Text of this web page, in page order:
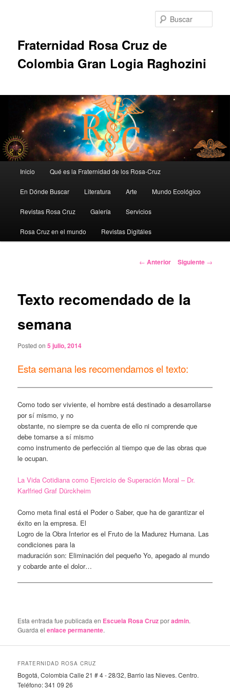
Fraternidad Rosa Cruz de
Colombia Gran Logia Raghozini
principal
Inicio Qué es la Fraternidad de los Rosa-Cruz
En Dónde Buscar Literatura Arte Mundo Ecológico
Revistas Rosa Cruz Galería Servicios
Rosa Cruz en el mundo Revistas Digitáles
Navegación
← Anterior Siguiente →
Texto recomendado de la
semana
Posted on5 julio, 2014
Esta semana les recomendamos el texto:
Como todo ser viviente, el hombre está destinado a desarrollarse
por sí mismo, y no
obstante, no siempre se da cuenta de ello ni comprende que
debe tomarse a sí mismo
como instrumento de perfección al tiempo que de las obras que
le ocupan.
La Vida Cotidiana como Ejercicio de Superación Moral – Dr.
Karlfried Graf Dürckheim
Como meta final está el Poder o Saber, que ha de garantizar el
éxito en la empresa. El
Logro de la Obra Interior es el Fruto de la Madurez Humana. Las
condiciones para la
maduración son: Eliminación del pequeño Yo, apegado al mundo
y cobarde ante el dolor…
Esta entrada fue publicada en Escuela Rosa Cruzporadmin.
Guarda elenlace permanente.
FRATERNIDAD ROSA CRUZ
Bogotá, Colombia Calle 21 # 4 - 28/32, Barrio las Nieves. Centro.
Teléfono: 341 09 26